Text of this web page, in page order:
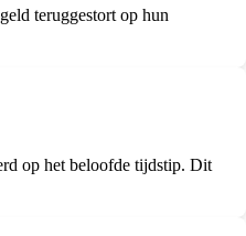
teruggestort op hun
op het beloofde tijdstip. Dit